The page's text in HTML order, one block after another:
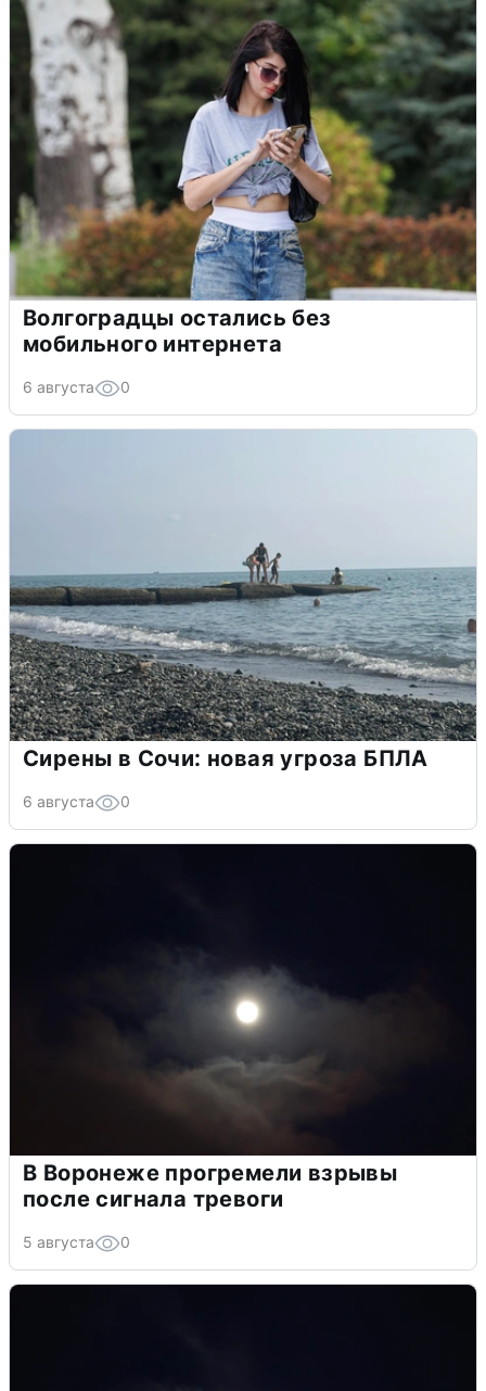
Волгоградцы остались без
мобильного интернета
6 августа 0
Сирены в Сочи: новая угроза БПЛА
6 августа 0
В Воронеже прогремели взрывы
после сигнала тревоги
5 августа 0